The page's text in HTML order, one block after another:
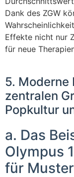
Dank des ZGW
Effekte nicht nur
für neue
5. Moderne
zentralen
Popkultur
a. Das
Olympus
für